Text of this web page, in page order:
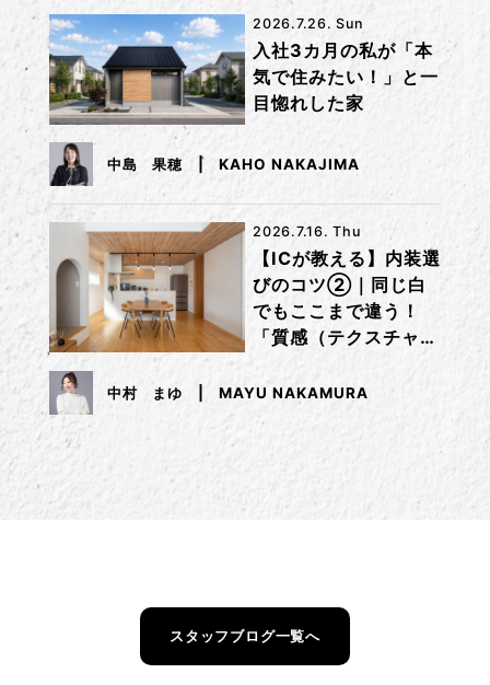
2026.7.26. Sun
入社3カ月の私が「本
気で住みたい！」と一
目惚れした家
中島 果穂 KAHO NAKAJIMA
2026.7.16. Thu
【ICが教える】内装選
びのコツ②｜同じ白
でもここまで違う！
「質感（テクスチャ
ー）」で差をつけるコ
ツ
中村 まゆ MAYU NAKAMURA
スタッフブログ一覧へ